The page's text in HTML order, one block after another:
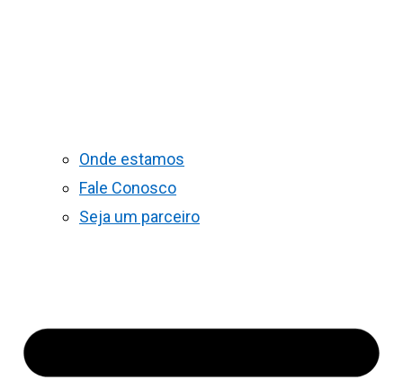
Onde estamos
Fale Conosco
Seja um parceiro